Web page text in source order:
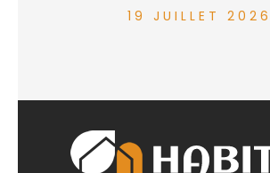
19 JUILLET 2026